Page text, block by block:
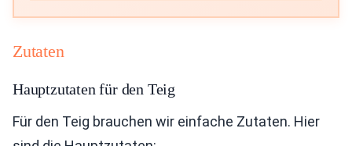
Zutaten
Hauptzutaten für den Teig
Für den Teig brauchen wir einfache Zutaten. Hier